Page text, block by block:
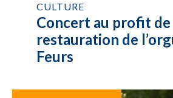
CULTURE
Concert au profit de
restauration de
Feurs